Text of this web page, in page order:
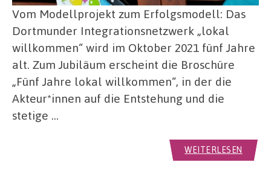
Vom Modellprojekt zum Erfolgsmodell: Das
Dortmunder Integrationsnetzwerk „lokal
willkommen“ wird im Oktober 2021 fünf Jahre
alt. Zum Jubiläum erscheint die Broschüre
„Fünf Jahre lokal willkommen“, in der die
Akteur*innen auf die Entstehung und die
stetige …
WEITERLESEN